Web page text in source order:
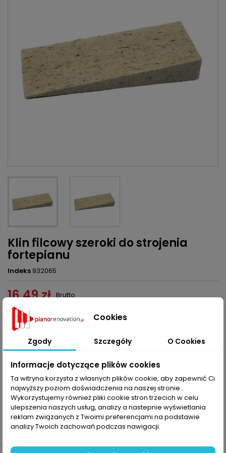
Klin filcowy szeroki do strojenia
fortepianu
Indeks 932065
16,49 zł Brutto
 Dodaj do koszyka
Udostępnij
OPIS SZCZEGÓŁY PRODUKTU
Klin filcowy szeroki do strojenia fortepianu
80 x 30 x 14 mm
Cookies
Zgody Szczegóły O Cookies
Informacje dotyczące plików cookies
Ta witryna korzysta z własnych plików cookie, aby zapewnić Ci
najwyższy poziom doświadczenia na naszej stronie .
Wykorzystujemy również pliki cookie stron trzecich w celu
ulepszenia naszych usług, analizy a nastepnie wyświetlania
reklam związanych z Twoimi preferencjami na podstawie
analizy Twoich zachowań podczas nawigacji.